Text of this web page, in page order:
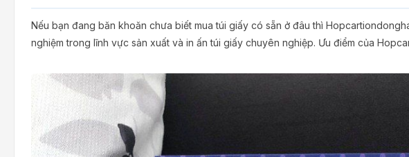
Nếu bạn đang băn khoăn chưa biết mua túi giấy có sẵn ở đâu thì
nghiệm trong lĩnh vực sản xuất và in ấn túi giấy chuyên nghiệp. Ưu điểm của